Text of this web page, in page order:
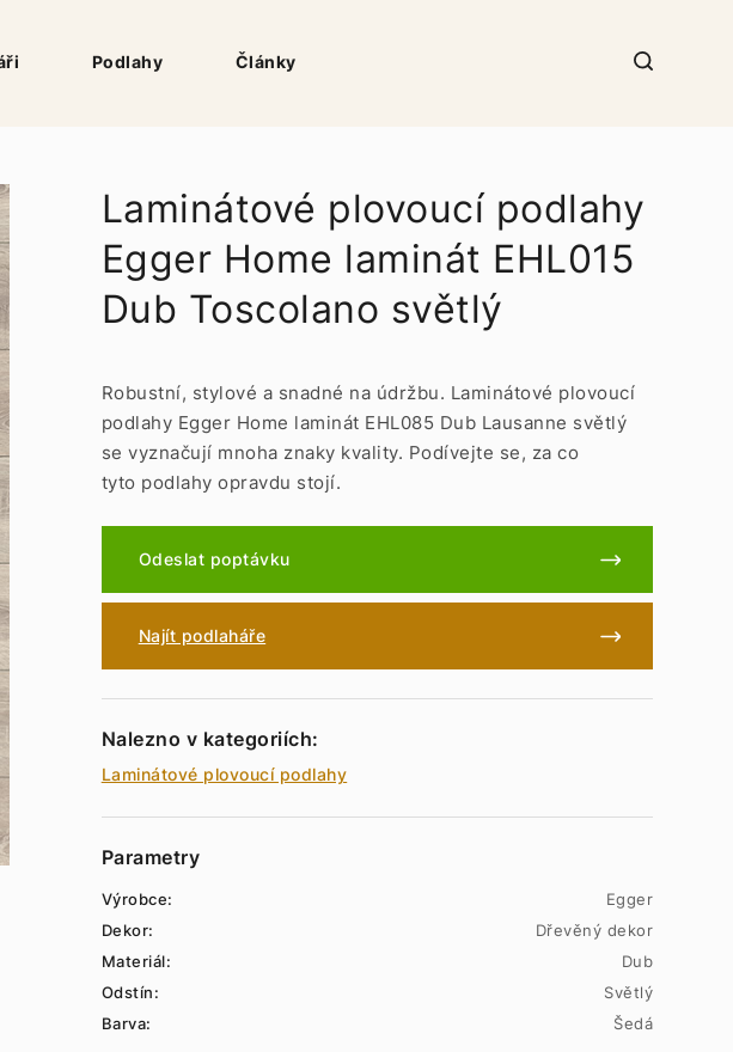
Podlahy Články
Laminátové plovoucí podlahy
Egger Home laminát EHL015
Dub Toscolano světlý
Robustní, stylové a snadné na údržbu. Laminátové plovoucí
podlahy Egger Home laminát EHL085 Dub Lausanne světlý
se vyznačují mnoha znaky kvality. Podívejte se, za co
tyto podlahy opravdu stojí.
Odeslat poptávku
Najít podlaháře
Nalezno v kategoriích:
Laminátové plovoucí podlahy
Parametry
Výrobce:
Egger
Dekor:
Dřevěný dekor
Materiál:
Dub
Odstín:
Světlý
Barva:
Šedá